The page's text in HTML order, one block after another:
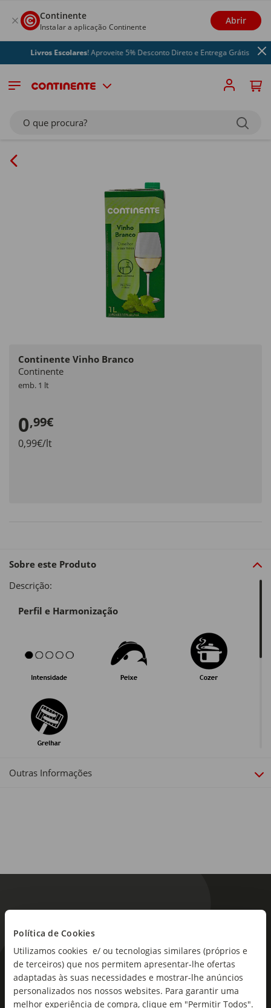
Política de Cookies
Utilizamos cookies e/ ou tecnologias similares (próprios e
de terceiros) que nos permitem apresentar-lhe ofertas
adaptadas às suas necessidades e mostrar-lhe anúncios
personalizados nos nossos websites. Para garantir uma
melhor experiência de compra, clique em "Permitir Todos".
Continente
Instalar a aplicação Continente
Abrir
Livros Escolares! Aproveite 5% Desconto Direto e Entrega Grátis
O que procura?
Continente Vinho Branco
Continente
emb. 1 lt
0,99€
0,99€/lt
Sobre este Produto
Descrição:
Perfil e Harmonização
Espanha
Outras Informações
As novidades mais frescas no
seu e-mail!